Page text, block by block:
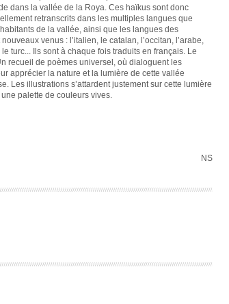
dans la vallée de la Roya. Ces haïkus sont donc
retranscrits dans les multiples langues que
de la vallée, ainsi que les langues des
venus : l’italien, le catalan, l’occitan, l’arabe,
le turc... Ils sont à chaque fois traduits en français. Le
recueil de poèmes universel, où dialoguent les
apprécier la nature et la lumière de cette vallée
Les illustrations s’attardent justement sur cette lumière
palette de couleurs vives.
NS